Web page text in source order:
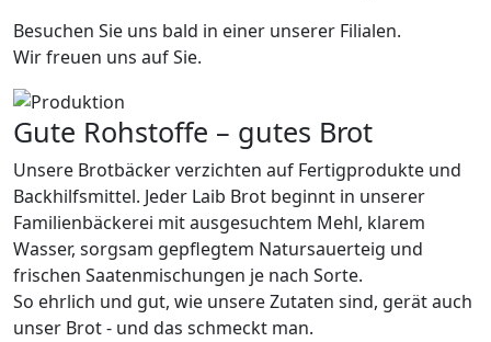
Besuchen Sie uns bald in einer unserer Filialen.
Wir freuen uns auf Sie.
Gute Rohstoffe – gutes Brot
Unsere Brotbäcker verzichten auf Fertigprodukte und
Backhilfsmittel. Jeder Laib Brot beginnt in unserer
Familienbäckerei mit ausgesuchtem Mehl, klarem
Wasser, sorgsam gepflegtem Natursauerteig und
frischen Saatenmischungen je nach Sorte.
So ehrlich und gut, wie unsere Zutaten sind, gerät auch
unser Brot - und das schmeckt man.